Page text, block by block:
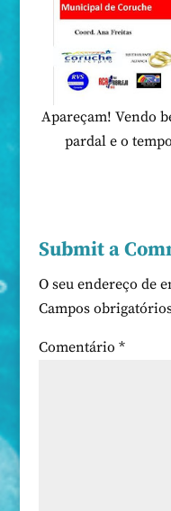
Apareçam! Vendo
pardal e o
Submit a
O seu endereço de
Campos
Comentário *